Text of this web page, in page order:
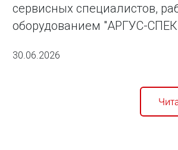
сервисных специалистов,
оборудованием "АРГУС-
30.06.2026